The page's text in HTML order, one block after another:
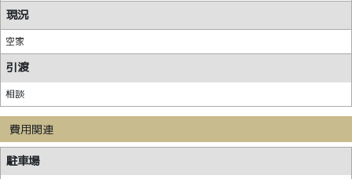
現況
空家
引渡
相談
費用関連
駐車場